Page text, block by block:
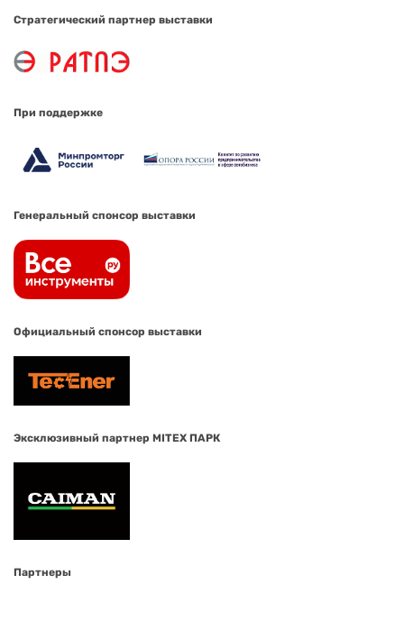
Стратегический партнер выставки
При поддержке
Генеральный спонсор выставки
Официальный спонсор выставки
Эксклюзивный партнер MITEX ПАРК
Партнеры